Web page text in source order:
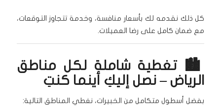
كل ذلك نقدمه لك بأسعار منافسة، وخدمة تتجاوز التوقعات،
مع ضمان كامل على رضا العميلات.
🏙️ تغطية شاملة لكل مناطق
الرياض – نصل إليكِ أينما كنتِ
بفضل أسطول متكامل من الخبيرات، نغطي المناطق التالية: